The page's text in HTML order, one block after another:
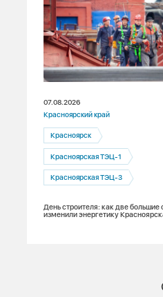
07.08.2026
Красноярский край
Красноярск
Красноярская ТЭЦ-1
Красноярская ТЭЦ-3
День строителя: как две большие
изменили энергетику